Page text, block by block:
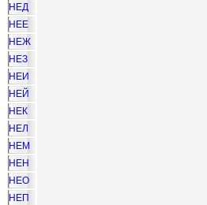
НЕД
НЕЕ
НЕЖ
НЕЗ
НЕИ
НЕЙ
НЕК
НЕЛ
НЕМ
НЕН
НЕО
НЕП